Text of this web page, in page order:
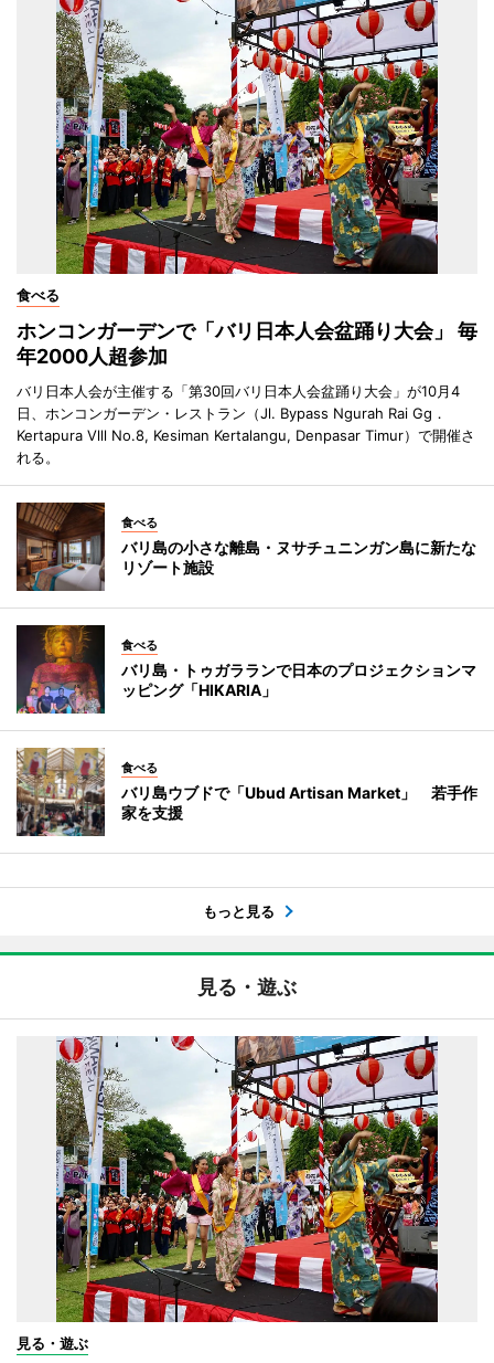
食べる
ホンコンガーデンで「バリ日本人会盆踊り大会」 毎
年2000人超参加
バリ日本人会が主催する「第30回バリ日本人会盆踊り大会」が10月4
日、ホンコンガーデン・レストラン（Jl. Bypass Ngurah Rai Gg．
Kertapura Vlll No.8, Kesiman Kertalangu, Denpasar Timur）で開催さ
れる。
食べる
バリ島の小さな離島・ヌサチュニンガン島に新たな
リゾート施設
食べる
バリ島・トゥガラランで日本のプロジェクションマ
ッピング「HIKARIA」
食べる
バリ島ウブドで「Ubud Artisan Market」 若手作
家を支援
もっと見る
見る・遊ぶ
見る・遊ぶ